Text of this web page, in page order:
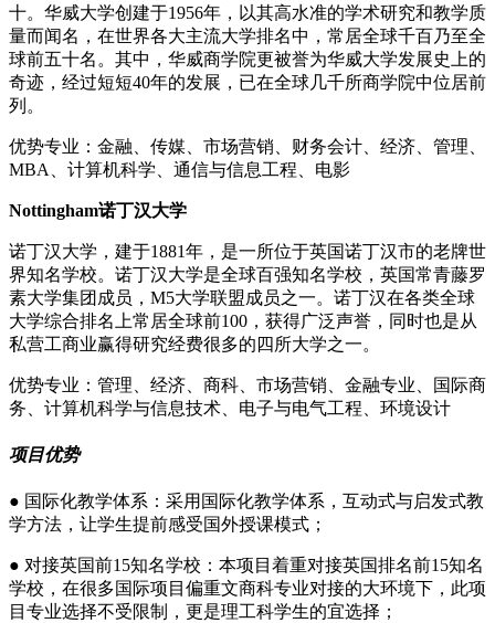
十。华威大学创建于1956年，以其高水准的学术研究和教学质
量而闻名，在世界各大主流大学排名中，常居全球千百乃至全
球前五十名。其中，华威商学院更被誉为华威大学发展史上的
奇迹，经过短短40年的发展，已在全球几千所商学院中位居前
列。
优势专业：金融、传媒、市场营销、财务会计、经济、管理、
MBA、计算机科学、通信与信息工程、电影
Nottingham诺丁汉大学
诺丁汉大学，建于1881年，是一所位于英国诺丁汉市的老牌世
界知名学校。诺丁汉大学是全球百强知名学校，英国常青藤罗
素大学集团成员，M5大学联盟成员之一。诺丁汉在各类全球
大学综合排名上常居全球前100，获得广泛声誉，同时也是从
私营工商业赢得研究经费很多的四所大学之一。
优势专业：管理、经济、商科、市场营销、金融专业、国际商
务、计算机科学与信息技术、电子与电气工程、环境设计
项目优势
● 国际化教学体系：采用国际化教学体系，互动式与启发式教
学方法，让学生提前感受国外授课模式；
● 对接英国前15知名学校：本项目着重对接英国排名前15知名
学校，在很多国际项目偏重文商科专业对接的大环境下，此项
目专业选择不受限制，更是理工科学生的宜选择；